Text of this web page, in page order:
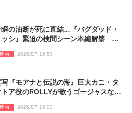
瞬の油断が死に直結…『バグダッド・
ッシ』緊迫の検問シーン本編解禁 監
映画 2026/8/7 16:50
写『モアナと伝説の海』巨大カニ・タ
トア役のROLLYが歌うゴージャスな劇
映画 2026/8/7 16:00